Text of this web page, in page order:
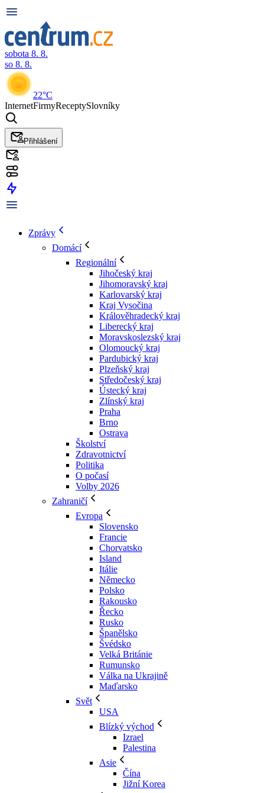
sobota 8. 8.
so 8. 8.
22°C
InternetFirmyReceptySlovníky
Přihlášení
Zprávy
Domácí
Regionální
Jihočeský kraj
Jihomoravský kraj
Karlovarský kraj
Kraj Vysočina
Králověhradecký kraj
Liberecký kraj
Moravskoslezský kraj
Olomoucký kraj
Pardubický kraj
Plzeňský kraj
Středočeský kraj
Ústecký kraj
Zlínský kraj
Praha
Brno
Ostrava
Školství
Zdravotnictví
Politika
O počasí
Volby 2026
Zahraničí
Evropa
Slovensko
Francie
Chorvatsko
Island
Itálie
Německo
Polsko
Rakousko
Řecko
Rusko
Španělsko
Švédsko
Velká Británie
Rumunsko
Válka na Ukrajině
Maďarsko
Svět
USA
Blízký východ
Izrael
Palestina
Asie
Čína
Jižní Korea